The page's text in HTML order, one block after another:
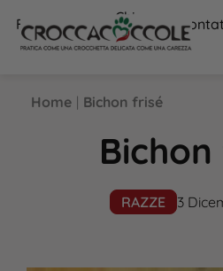
FAQs
Chi
siamo
Home | Bichon frisé
RAZZE 3